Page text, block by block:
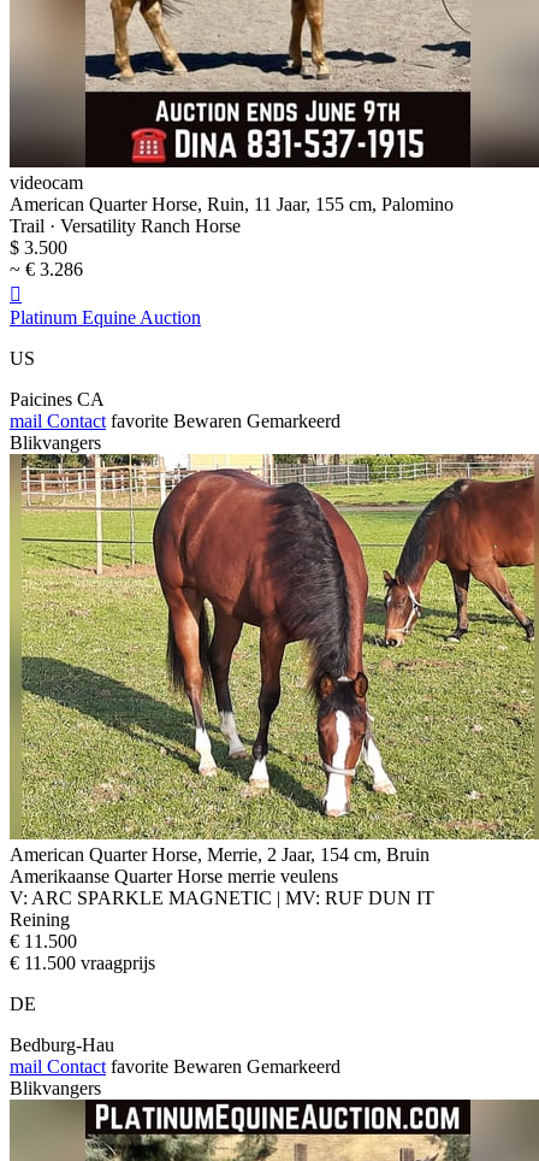
videocam
American Quarter Horse, Ruin, 11 Jaar, 155 cm, Palomino
Trail · Versatility Ranch Horse
$ 3.500
~ € 3.286

Platinum Equine Auction
US
Paicines CA
mail Contact favorite Bewaren Gemarkeerd
Blikvangers
American Quarter Horse, Merrie, 2 Jaar, 154 cm, Bruin
Amerikaanse Quarter Horse merrie veulens
V: ARC SPARKLE MAGNETIC | MV: RUF DUN IT
Reining
€ 11.500
€ 11.500 vraagprijs
DE
Bedburg-Hau
mail Contact favorite Bewaren Gemarkeerd
Blikvangers